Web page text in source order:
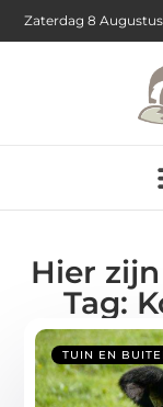
Zaterdag 8
Hier
Tag:
TUIN EN